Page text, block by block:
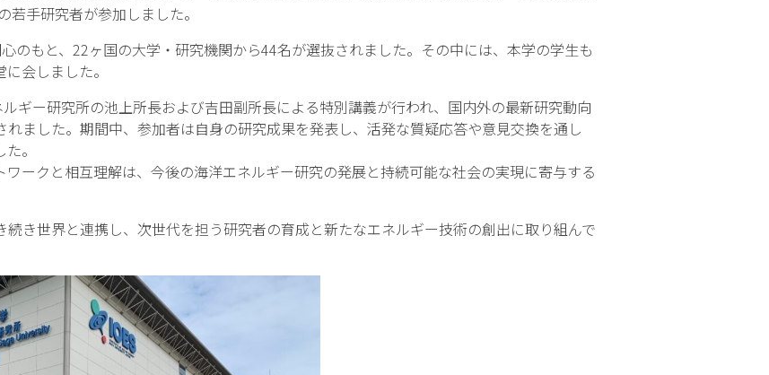
手研究者が参加しました。
のもと、22ヶ国の大学・研究機関から44名が選抜されました。その中には、本学の学生も
会しました。
ギー研究所の池上所長および吉田副所長による特別講義が行われ、国内外の最新研究動向
ました。期間中、参加者は自身の研究成果を発表し、活発な質疑応答や意見交換を通し
。
ークと相互理解は、今後の海洋エネルギー研究の発展と持続可能な社会の実現に寄与する
き世界と連携し、次世代を担う研究者の育成と新たなエネルギー技術の創出に取り組んで